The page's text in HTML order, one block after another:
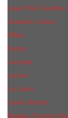
Jean Paul Gaultier
Joaquin Сortes
Kilian
Kenzo
Lacoste
Lanvin
Le Labo
Louis Vuitton
Maison Francis